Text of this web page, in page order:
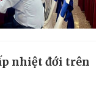
nhiệt đới trên